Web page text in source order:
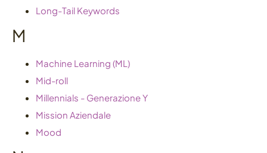
Long-Tail Keywords
M
Machine Learning (ML)
Mid-roll
Millennials - Generazione Y
Mission Aziendale
Mood